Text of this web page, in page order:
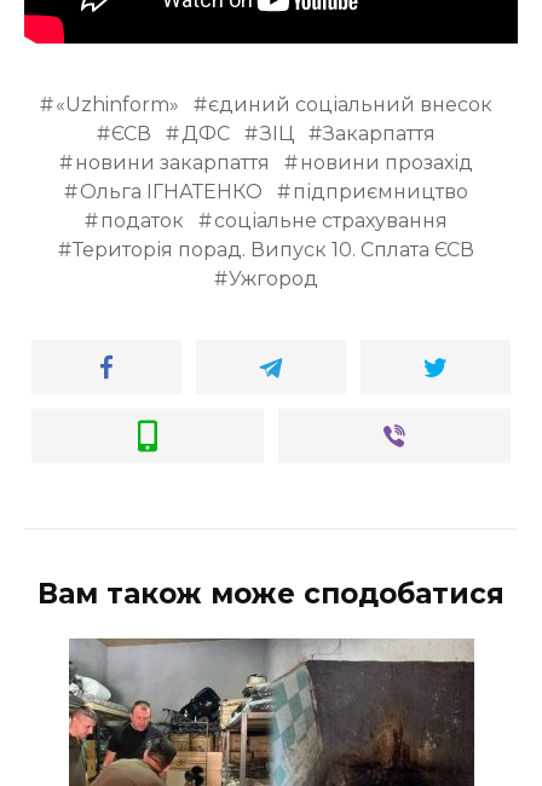
«Uzhinform»
єдиний соціальний внесок
ЄСВ
ДФС ЗІЦ
Закарпаття
новини закарпаття
новини прозахід
Ольга ІГНАТЕНКО
підприємництво
податок
соціальне страхування
Територія порад. Випуск 10. Сплата ЄСВ
Ужгород
Вам також може сподобатися